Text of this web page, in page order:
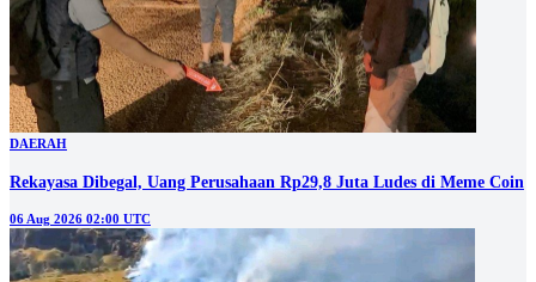
DAERAH
Rekayasa Dibegal, Uang Perusahaan Rp29,8 Juta Ludes di Meme Coin
06 Aug 2026 02:00 UTC